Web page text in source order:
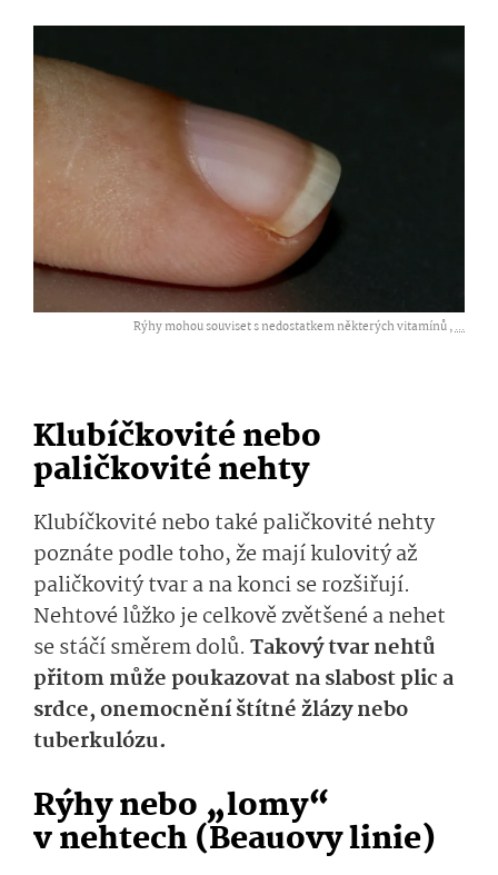
Rýhy mohou souviset s nedostatkem některých vitamínů ,...
Klubíčkovité nebo
paličkovité nehty
Klubíčkovité nebo také paličkovité nehty
poznáte podle toho, že mají kulovitý až
paličkovitý tvar a na konci se rozšiřují.
Nehtové lůžko je celkově zvětšené a nehet
se stáčí směrem dolů. Takový tvar nehtů
přitom může poukazovat na slabost plic a
srdce, onemocnění štítné žlázy nebo
tuberkulózu.
Rýhy nebo „lomy“
v nehtech (Beauovy linie)